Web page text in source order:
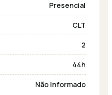
Presencial
CLT
2
44h
Não informado